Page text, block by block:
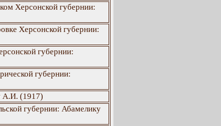
Херсонской губернии:
Херсонской губернии:
губернии:
губернии:
А.И. (1917)
губернии: Абамелику